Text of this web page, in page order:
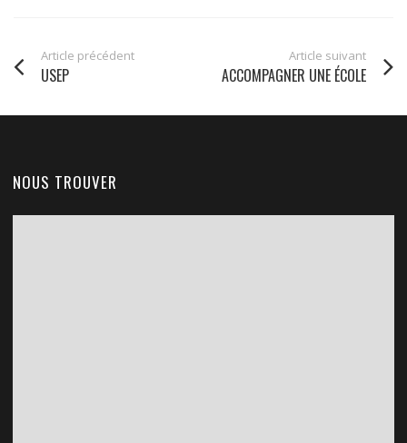
Article précédent
USEP
Article suivant
ACCOMPAGNER UNE ÉCOLE
NOUS TROUVER